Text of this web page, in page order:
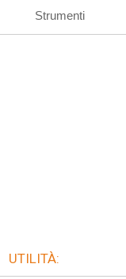
Strumenti
UTILITÀ: